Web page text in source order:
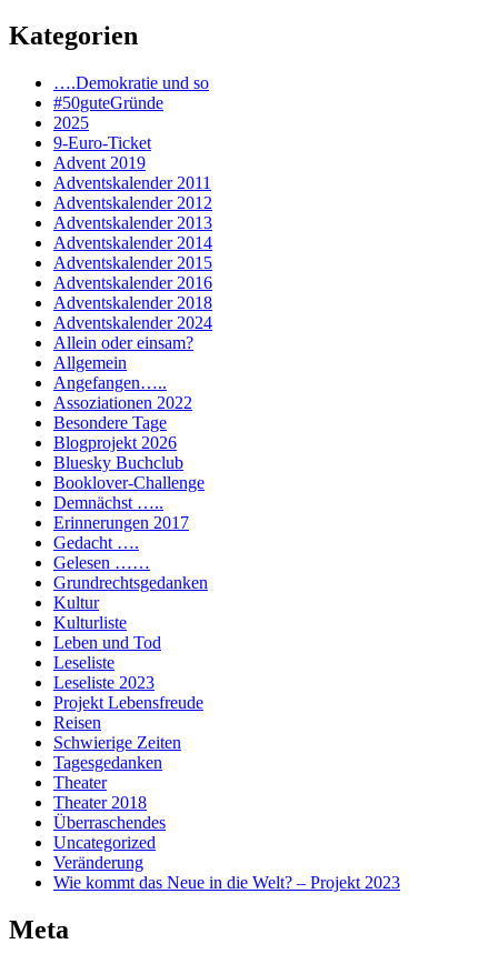
Kategorien
….Demokratie und so
#50guteGründe
2025
9-Euro-Ticket
Advent 2019
Adventskalender 2011
Adventskalender 2012
Adventskalender 2013
Adventskalender 2014
Adventskalender 2015
Adventskalender 2016
Adventskalender 2018
Adventskalender 2024
Allein oder einsam?
Allgemein
Angefangen…..
Assoziationen 2022
Besondere Tage
Blogprojekt 2026
Bluesky Buchclub
Booklover-Challenge
Demnächst …..
Erinnerungen 2017
Gedacht ….
Gelesen ……
Grundrechtsgedanken
Kultur
Kulturliste
Leben und Tod
Leseliste
Leseliste 2023
Projekt Lebensfreude
Reisen
Schwierige Zeiten
Tagesgedanken
Theater
Theater 2018
Überraschendes
Uncategorized
Veränderung
Wie kommt das Neue in die Welt? – Projekt 2023
Meta